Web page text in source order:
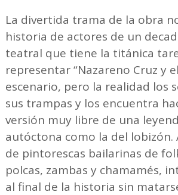
La divertida trama de la obra
historia de actores de un
teatral que tiene la titánica
representar “Nazareno Cruz y
escenario, pero la realidad los
sus trampas y los encuentra
versión muy libre de una
autóctona como la del lobizón.
de pintorescas bailarinas de
polcas, zambas y chamamés,
al final de la historia sin